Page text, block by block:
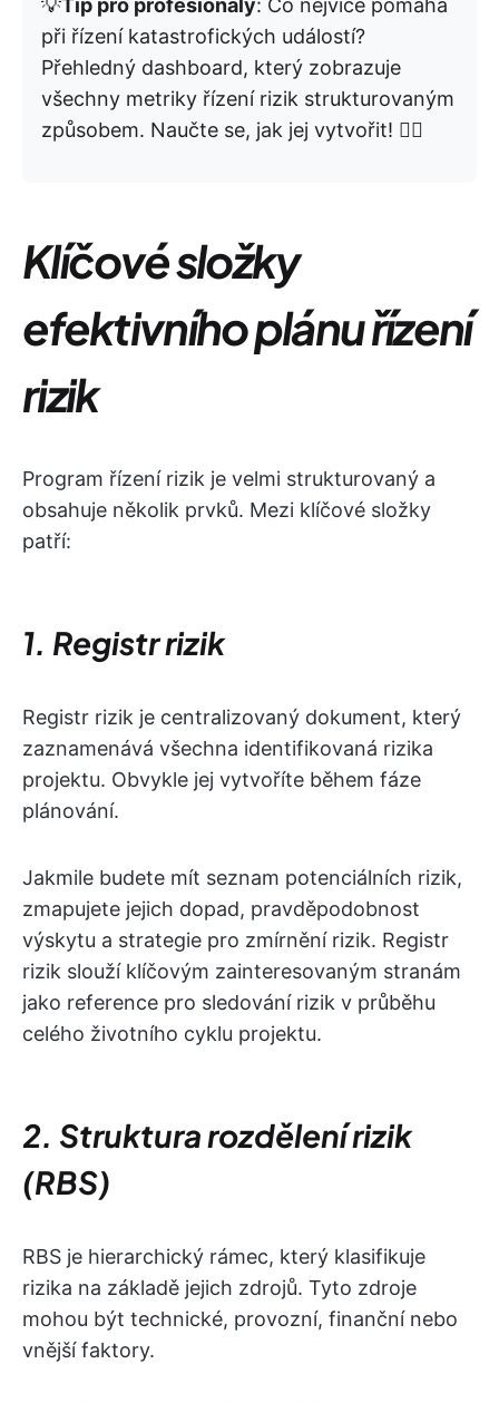
💡Tip pro profesionály: Co nejvíce pomáhá
při řízení katastrofických událostí?
Přehledný dashboard, který zobrazuje
všechny metriky řízení rizik strukturovaným
způsobem. Naučte se, jak jej vytvořit! 👇🏼
Klíčové složky
efektivního plánu řízení
rizik
Program řízení rizik je velmi strukturovaný a
obsahuje několik prvků. Mezi klíčové složky
patří:
1. Registr rizik
Registr rizik je centralizovaný dokument, který
zaznamenává všechna identifikovaná rizika
projektu. Obvykle jej vytvoříte během fáze
plánování.
Jakmile budete mít seznam potenciálních rizik,
zmapujete jejich dopad, pravděpodobnost
výskytu a strategie pro zmírnění rizik. Registr
rizik slouží klíčovým zainteresovaným stranám
jako reference pro sledování rizik v průběhu
celého životního cyklu projektu.
2. Struktura rozdělení rizik
(RBS)
RBS je hierarchický rámec, který klasifikuje
rizika na základě jejich zdrojů. Tyto zdroje
mohou být technické, provozní, finanční nebo
vnější faktory.